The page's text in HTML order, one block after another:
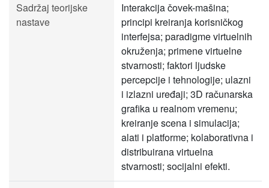
Sadržaj teorijske
nastave
Interakcija čovek-mašina;
principi kreiranja korisničkog
interfejsa; paradigme virtuelnih
okruženja; primene virtuelne
stvarnosti; faktori ljudske
percepcije i tehnologije; ulazni
i izlazni uređaji; 3D računarska
grafika u realnom vremenu;
kreiranje scena i simulacija;
alati i platforme; kolaborativna i
distribuirana virtuelna
stvarnosti; socijalni efekti.